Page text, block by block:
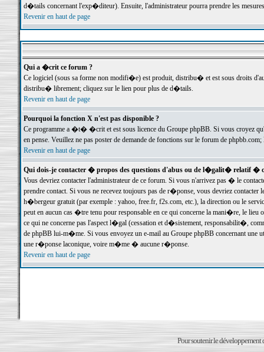
d�tails concernant l'exp�diteur). Ensuite, l'administrateur pourra prendre les
Revenir en haut de page
Qui a �crit ce forum ?
Ce logiciel (sous sa forme non modifi�e) est produit, distribu� et est sous droits
distribu� librement; cliquez sur le lien pour plus de d�tails.
Revenir en haut de page
Pourquoi la fonction X n'est pas disponible ?
Ce programme a �t� �crit et est sous licence du Groupe phpBB. Si vous croyez
en pense. Veuillez ne pas poster de demande de fonctions sur le forum de
Revenir en haut de page
Qui dois-je contacter � propos des questions d'abus ou de l�galit� relatif �
Vous devriez contacter l'administrateur de ce forum. Si vous n'arrivez pas � le
prendre contact. Si vous ne recevez toujours pas de r�ponse, vous devriez
h�bergeur gratuit (par exemple : yahoo, free.fr, f2s.com, etc.), la direction ou le
peut en aucun cas �tre tenu pour responsable en ce qui concerne la mani�re, le
ce qui ne concerne pas l'aspect l�gal (cessation et d�sistement, responsabilit�,
de phpBB lui-m�me. Si vous envoyez un e-mail au Groupe phpBB concernant une
une r�ponse laconique, voire m�me � aucune r�ponse.
Revenir en haut de page
Pour soutenir le développement